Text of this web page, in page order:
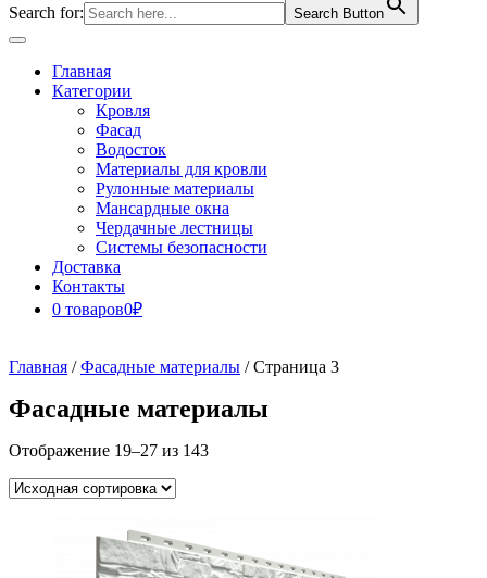
Search for: Search Button
Open
ButtonГлавная
Категории
Кровля
Фасад
Водосток
Материалы для кровли
Рулонные материалы
Мансардные окна
Чердачные лестницы
Системы безопасности
Доставка
Контакты
0 товаров0₽
Button
Главная /Фасадные материалы / Страница 3
Фасадные материалы
Отображение 19–27 из 143